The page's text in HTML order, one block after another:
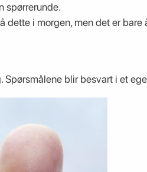
spørrerunde.
dette i morgen, men det er
Spørsmålene blir besvart i et